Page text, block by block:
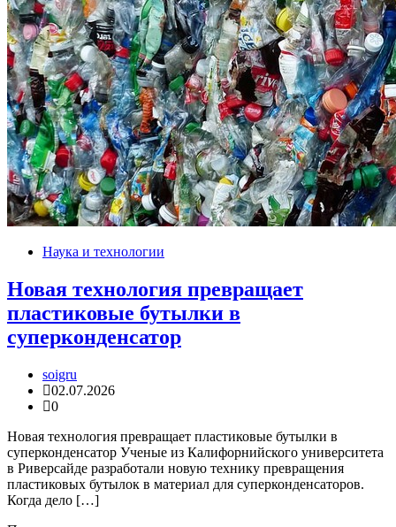
Наука и технологии
Новая технология превращает
пластиковые бутылки в
суперконденсатор
soigru
02.07.2026
0
Новая технология превращает пластиковые бутылки в
суперконденсатор Ученые из Калифорнийского университета
в Риверсайде разработали новую технику превращения
пластиковых бутылок в материал для суперконденсаторов.
Когда дело […]